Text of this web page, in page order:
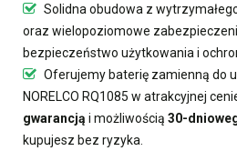
Solidna obudowa z
oraz wielopoziomowe
bezpieczeństwo użytkowania i
Oferujemybaterię zamienną do
NORELCO RQ1085 w atrakcyjnej
gwarancją i możliwością 30-
kupujesz bez ryzyka.